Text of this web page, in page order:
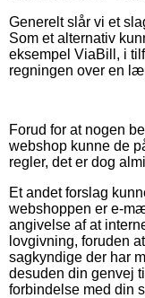
Generelt slår vi et
Som et alternativ
eksempel ViaBill, i
regningen over en
Forud for at nogen
webshop kunne de
regler, det er dog
Et andet forslag
webshoppen er e-
angivelse af at
lovgivning, foruden
sagkyndige der har
desuden din genvej
forbindelse med din